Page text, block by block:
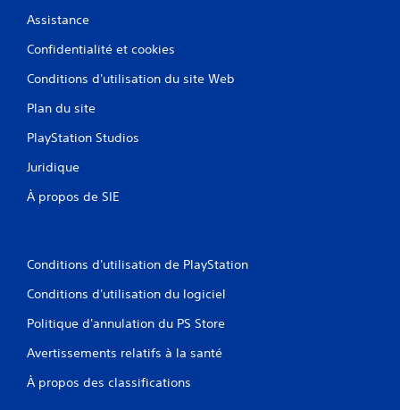
Assistance
Confidentialité et cookies
Conditions d'utilisation du site Web
Plan du site
PlayStation Studios
Juridique
À propos de SIE
Conditions d'utilisation de PlayStation
Conditions d'utilisation du logiciel
Politique d'annulation du PS Store
Avertissements relatifs à la santé
À propos des classifications